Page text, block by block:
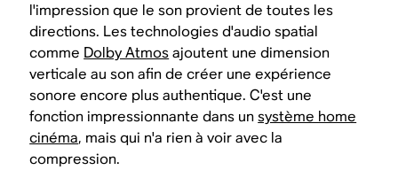
l'impression que le son provient de toutes les
directions. Les technologies d'audio spatial
comme Dolby Atmosajoutent une dimension
verticale au son afin de créer une expérience
sonore encore plus authentique. C'est une
fonction impressionnante dans unsystème home
cinéma, mais qui n'a rien à voir avec la
compression.